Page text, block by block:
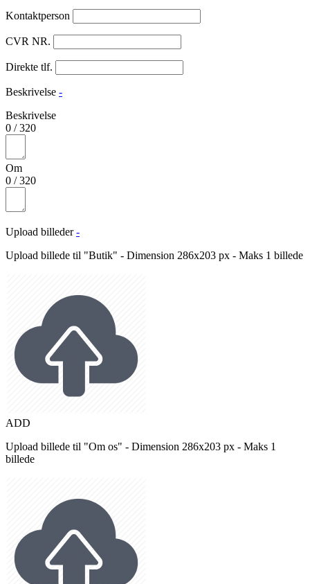
Kontaktperson
CVR NR.
Direkte tlf.
Beskrivelse -
Beskrivelse
0 /320
Om
0 /320
Upload billeder -
Upload billede til "Butik" - Dimension 286x203 px - Maks 1 billede
ADD
Upload billede til "Om os" - Dimension 286x203 px - Maks 1
billede